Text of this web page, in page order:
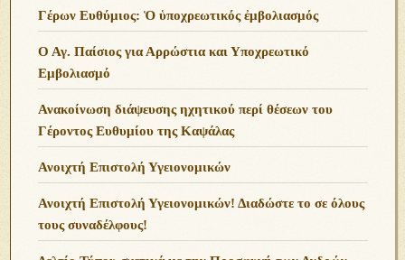
Γέρων Ευθύμιος: Ὁ ὑποχρεωτικός ἐμβολιασμός
Ο Αγ. Παίσιος για Αρρώστια και Υποχρεωτικό
Εμβολιασμό
Ανακοίνωση διάψευσης ηχητικού περί θέσεων του
Γέροντος Ευθυμίου της Καψάλας
Ανοιχτή Επιστολή Υγειονομικών
Ανοιχτή Επιστολή Υγειονομικών! Διαδώστε το σε όλους
τους συναδέλφους!